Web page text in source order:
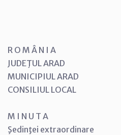
R O M Â N I A
JUDEŢUL ARAD
MUNICIPIUL ARAD
CONSILIUL LOCAL
M I N U T A
Şedinţei extraordinare